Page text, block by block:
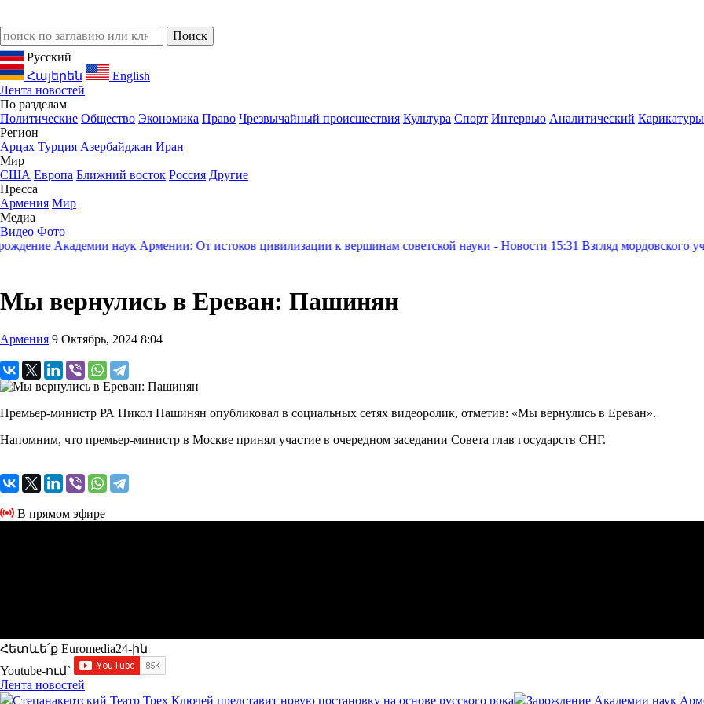
Русский
Հայերեն
English
Лента новостей
По разделам
Политические Общество Экономика Право Чрезвычайный происшествия Культура Спорт Интервью Аналитический Карикатуры
Регион
Арцах Турция Азербайджан Иран
Мир
США Европа Ближний восток Россия Другие
Пресса
Армения Мир
Медиа
Видео Фото
наук Армении: От истоков цивилизации к вершинам советской науки - Новости15:31Взгляд мордовского ученого на
Мы вернулись в Ереван: Пашинян
Армения 9 Октябрь, 2024 8:04
Премьер-министр РА Никол Пашинян опубликовал в социальных сетях видеоролик, отметив: «Мы вернулись в Ереван».
Напомним, что премьер-министр в Москве принял участие в очередном заседании Совета глав государств СНГ.
В прямом эфире
Հետևե՛ք Euromedia24-ին
Youtube-ում`
Лента новостей
Степанакертский Театр Трех Ключей представит новую постановку на основе русского рока
Зарождение Академии наук